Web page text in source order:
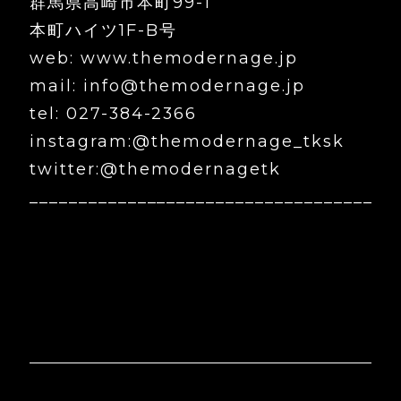
本町ハイツ1F-B号
web: www.themodernage.jp
mail: info@themodernage.jp
tel: 027-384-2366
instagram:@themodernage_tksk
twitter:@themodernagetk